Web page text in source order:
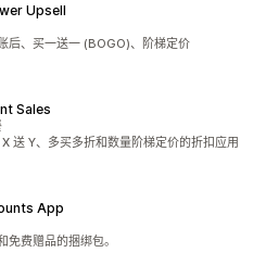
Upsell
后、买一送一 (BOGO)、阶梯定价
Sales
送 Y、多买多折和数量阶梯定价的折扣应用
App
费赠品的捆绑包。